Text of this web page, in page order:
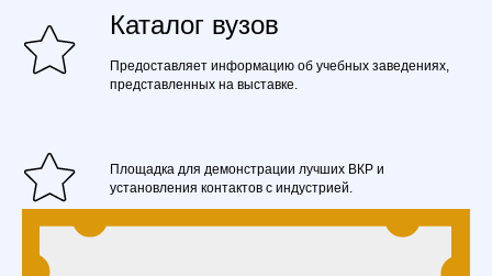
Каталог вузов
Предоставляет информацию об учебных заведениях,
представленных на выставке.
Площадка для демонстрации лучших ВКР и
установления контактов с индустрией.